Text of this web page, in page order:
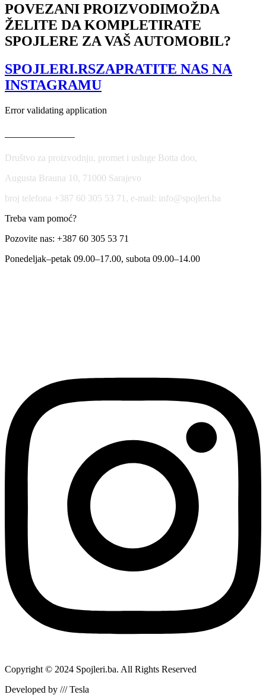
GRANDE
PUNTO
ABARTH
količina
POVEZANI PROIZVODIMOŽDA
ŽELITE DA KOMPLETIRATE
SPOJLERE ZA VAŠ AUTOMOBIL?
SPOJLERI.RSZAPRATITE NAS NA
INSTAGRAMU
Error validating application
Društvo za proizvodnju, promet i usluge Botta doo,
Augusta Brauna 10, 71000 Sarajevo
broj telefona +387 60 305 53 71, e-mail: info@spojleri.ba
Treba vam pomoć?
Pozovite nas: +387 60 305 53 71
Ponedeljak–petak 09.00–17.00, subota 09.00–14.00
Copyright © 2024 Spojleri.ba. All Rights Reserved
Developed by /// Tesla